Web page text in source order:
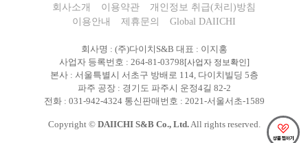
회사소개 이용약관
개인정보 취급(처리)방침
이용안내
제휴문의 Global DAIICHI
회사명 : (주)다이치S&B 대표 : 이지홍
사업자 등록번호 : 264-81-03798[사업자 정보확인]
본사 : 서울특별시 서초구 방배로 114, 다이치빌딩 5층
파주 공장 : 경기도 파주시 운정4길 82-2
전화 : 031-942-4324 통신판매번호 : 2021-서울서초-1589
Copyright © DAIICHI S&B Co., Ltd.All rights reserved.